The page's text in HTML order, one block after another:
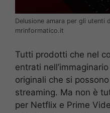
Delusione amara per gli utenti
mrinformatico.it
Tutti prodotti che nel
entrati
originali che si
streaming. Ma non è
per Netflix e Prime